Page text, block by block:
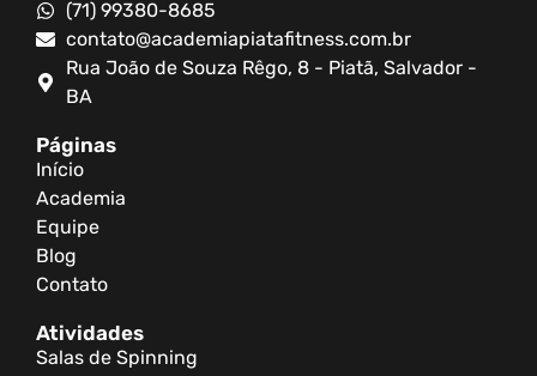
(71) 99380-8685
contato@academiapiatafitness.com.br
Rua João de Souza Rêgo, 8 - Piatã, Salvador -
BA
Páginas
Início
Academia
Equipe
Blog
Contato
Atividades
Salas de Spinning